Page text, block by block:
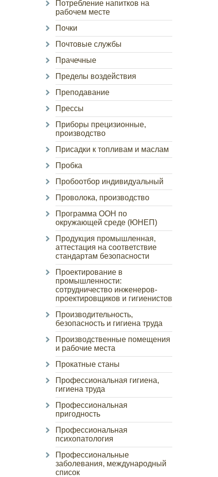
Потребление напитков на
рабочем месте
Почки
Почтовые службы
Прачечные
Пределы воздействия
Преподавание
Прессы
Приборы прецизионные,
производство
Присадки к топливам и маслам
Пробка
Пробоотбор индивидуальный
Проволока, производство
Программа ООН по
окружающей среде (ЮНЕП)
Продукция промышленная,
аттестация на соответствие
стандартам безопасности
Проектирование в
промышленности:
сотрудничество инженеров-
проектировщиков и гигиенистов
Производительность,
безопасность и гигиена труда
Производственные помещения
и рабочие места
Прокатные станы
Профессиональная гигиена,
гигиена труда
Профессиональная
пригодность
Профессиональная
психопатология
Профессиональные
заболевания, международный
список